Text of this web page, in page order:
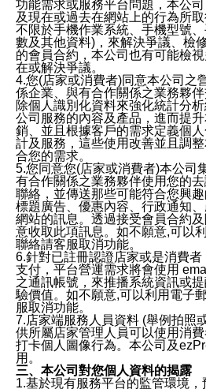
功能需求或服務平台問題，本公
及現在或過去在網站上的行為所
不限於手機作業系統、手機型號
數及其他資料)，來解決爭議、檢
的會員合約，本公司也有可能檢
在或解決爭議。
4.您(店家或消費者)同意本公司之
係企業、與有合作關係之業務夥
除個人識別化資料來強化統計分
公司服務的內容及產品，進而提
銷、並且根據客戶的需求定義個
計及服務，這些使用改善並且調
合您的需求。
5.您同意您(店家或消費者)本公司
有合作關係之業務夥伴使用您的
聯絡，並傳送那些可能符合您興
標題廣告、優惠內容、行政通知
網站的訊息。透過接受會員合約
意收取此項訊息。如不願意,可以
聯絡請客服取消功能。
6.針對已註冊認證店家或是消費
支付，平台營運需求將會使用
之通訊帳號，來推播系統資訊或
驗價值。如不願意,可以利用電子
服取消功能。
7.店家端服務人員資料 (舉例拍照
供所屬店家管理人員可以使用消
打卡個人圖像行為。本公司及
用。
三、本公司對您個人資料的揭露
1.基於現有服務平台的監管環境